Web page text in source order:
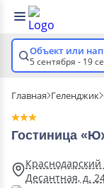
Объект или
5 сентября - 19
Главная Геленджик
Гостиница
Десантная, д.